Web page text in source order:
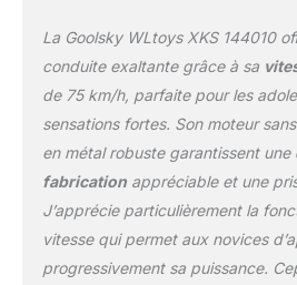
La Goolsky WLtoys XKS 144010
conduite exaltante grâce à sa
de 75 km/h, parfaite pour les
sensations fortes. Son moteur
en métal robuste garantissent une
fabricationappréciable et une
J’apprécie particulièrement la
vitesse qui permet aux novices
progressivement sa puissance.